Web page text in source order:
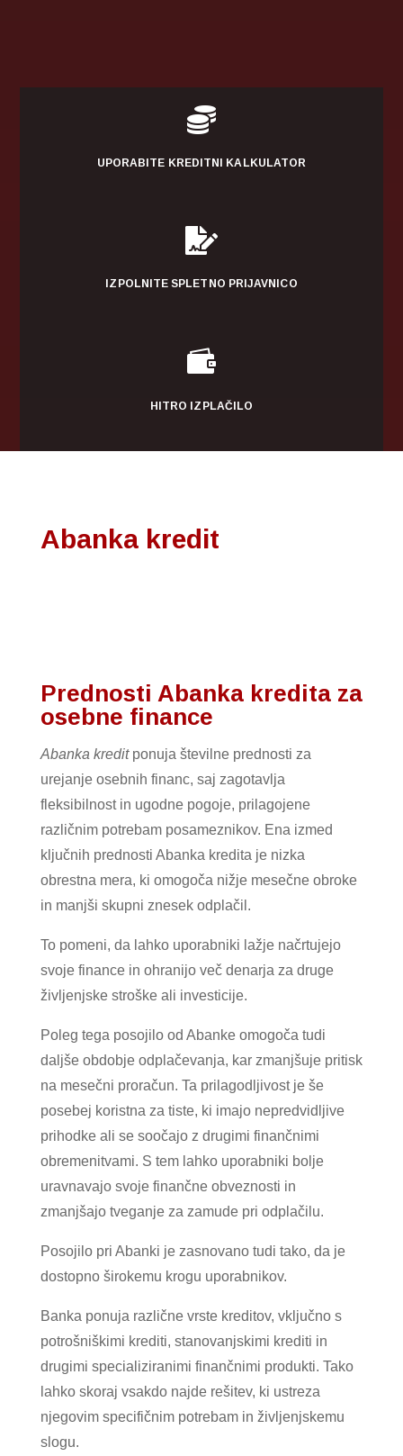

UPORABITE KREDITNI KALKULATOR

IZPOLNITE SPLETNO PRIJAVNICO

HITRO IZPLAČILO
Abanka kredit
Prednosti Abanka kredita za
osebne finance
Abanka kreditponuja številne prednosti za
urejanje osebnih financ, saj zagotavlja
fleksibilnost in ugodne pogoje, prilagojene
različnim potrebam posameznikov. Ena izmed
ključnih prednosti Abanka kredita je nizka
obrestna mera, ki omogoča nižje mesečne obroke
in manjši skupni znesek odplačil.
To pomeni, da lahko uporabniki lažje načrtujejo
svoje finance in ohranijo več denarja za druge
življenjske stroške ali investicije.
Poleg tega posojilo od Abanke omogoča tudi
daljše obdobje odplačevanja, kar zmanjšuje pritisk
na mesečni proračun. Ta prilagodljivost je še
posebej koristna za tiste, ki imajo nepredvidljive
prihodke ali se soočajo z drugimi finančnimi
obremenitvami. S tem lahko uporabniki bolje
uravnavajo svoje finančne obveznosti in
zmanjšajo tveganje za zamude pri odplačilu.
Posojilo pri Abanki je zasnovano tudi tako, da je
dostopno širokemu krogu uporabnikov.
Banka ponuja različne vrste kreditov, vključno s
potrošniškimi krediti, stanovanjskimi krediti in
drugimi specializiranimi finančnimi produkti. Tako
lahko skoraj vsakdo najde rešitev, ki ustreza
njegovim specifičnim potrebam in življenjskemu
slogu.